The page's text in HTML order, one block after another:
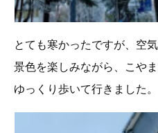
とても寒かったですが、空
景色を楽しみながら、こや
ゆっくり歩いて行きました。